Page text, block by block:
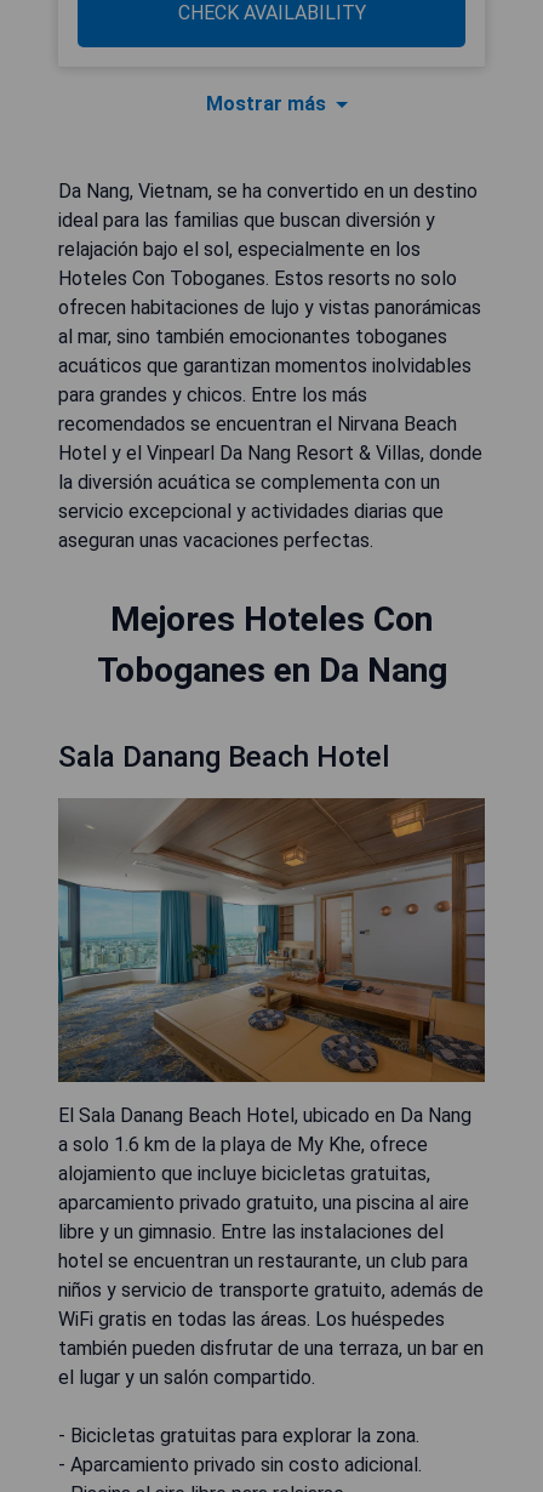
CHECK AVAILABILITY
Mostrar más
Da Nang, Vietnam, se ha convertido en un destino
ideal para las familias que buscan diversión y
relajación bajo el sol, especialmente en los
Hoteles Con Toboganes. Estos resorts no solo
ofrecen habitaciones de lujo y vistas panorámicas
al mar, sino también emocionantes toboganes
acuáticos que garantizan momentos inolvidables
para grandes y chicos. Entre los más
recomendados se encuentran el Nirvana Beach
Hotel y el Vinpearl Da Nang Resort & Villas, donde
la diversión acuática se complementa con un
servicio excepcional y actividades diarias que
aseguran unas vacaciones perfectas.
Mejores Hoteles Con
Toboganes en Da Nang
Sala Danang Beach Hotel
El Sala Danang Beach Hotel, ubicado en Da Nang
a solo 1.6 km de la playa de My Khe, ofrece
alojamiento que incluye bicicletas gratuitas,
aparcamiento privado gratuito, una piscina al aire
libre y un gimnasio. Entre las instalaciones del
hotel se encuentran un restaurante, un club para
niños y servicio de transporte gratuito, además de
WiFi gratis en todas las áreas. Los huéspedes
también pueden disfrutar de una terraza, un bar en
el lugar y un salón compartido.
- Bicicletas gratuitas para explorar la zona.
- Aparcamiento privado sin costo adicional.